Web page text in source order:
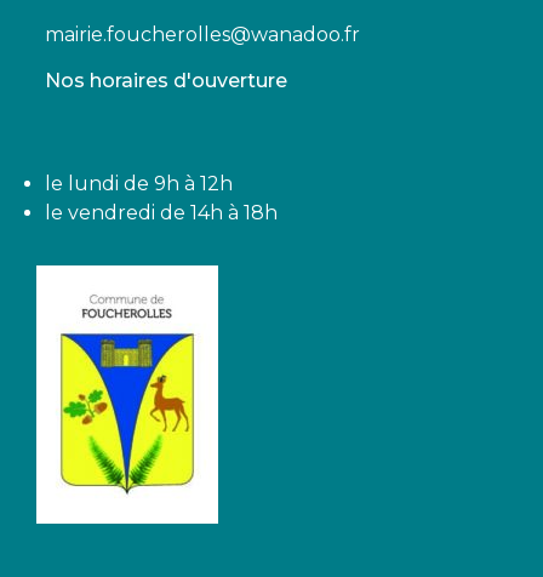
mairie.foucherolles@wanadoo.fr
Nos horaires d'ouverture
le lundi de 9h à 12h
le vendredi de 14h à 18h